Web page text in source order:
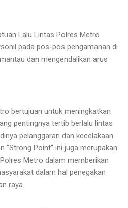
Lalu Lintas Polres Metro
pada pos-pos pengamanan di
dan mengendalikan arus
bertujuan untuk meningkatkan
pentingnya tertib berlalu lintas
pelanggaran dan kecelakaan
“Strong Point” ini juga merupakan
Metro dalam memberikan
dalam hal penegakan
raya.